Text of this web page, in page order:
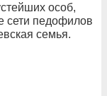
особ,
сети педофилов
семья.